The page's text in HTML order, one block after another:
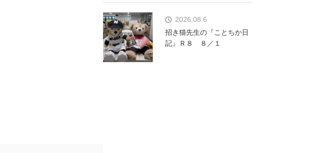
2026.08.6
招き猫先生の『ことちか日
記』Ｒ８ ８／１